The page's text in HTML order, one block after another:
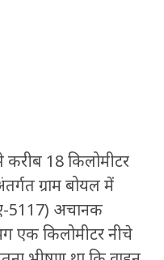
18 किलोमीटर
ग्राम बोयल में
5117) अचानक
एक किलोमीटर नीचे